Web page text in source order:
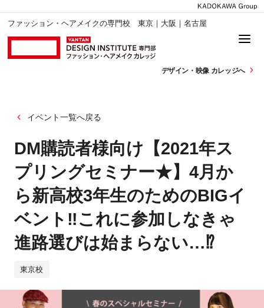
ファッション・ヘアメイクの専門校 東京｜大阪｜名古屋
デザイン・ 映像 カレッジへ
イベント一覧へ戻る
DM購読者様向け【2021年ス
プリングセミナー★】4月か
ら新高校3年生のためのBIGイ
ベント‼これに参加しなきゃ
進路選びは始まらない…⁉
東京校